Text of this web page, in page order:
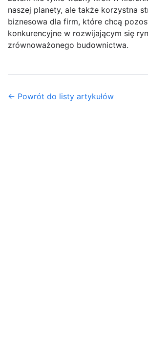
naszej planety, ale także korzystna
biznesowa dla firm, które chcą
konkurencyjne w rozwijającym się
zrównoważonego budownictwa.
← Powrót do listy artykułów